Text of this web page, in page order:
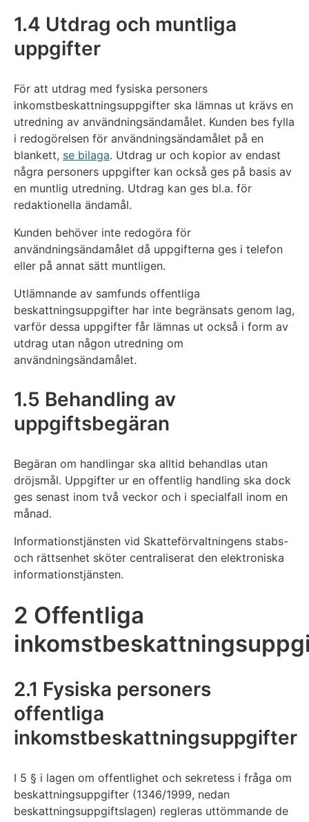
1.4 Utdrag och muntliga
uppgifter
För att utdrag med fysiska personers
inkomstbeskattningsuppgifter ska lämnas ut krävs en
utredning av användningsändamålet. Kunden bes fylla
i redogörelsen för användningsändamålet på en
blankett, se bilaga. Utdrag ur och kopior av endast
några personers uppgifter kan också ges på basis av
en muntlig utredning. Utdrag kan ges bl.a. för
redaktionella ändamål.
Kunden behöver inte redogöra för
användningsändamålet då uppgifterna ges i telefon
eller på annat sätt muntligen.
Utlämnande av samfunds offentliga
beskattningsuppgifter har inte begränsats genom lag,
varför dessa uppgifter får lämnas ut också i form av
utdrag utan någon utredning om
användningsändamålet.
1.5 Behandling av
uppgiftsbegäran
Begäran om handlingar ska alltid behandlas utan
dröjsmål. Uppgifter ur en offentlig handling ska dock
ges senast inom två veckor och i specialfall inom en
månad.
Informationstjänsten vid Skatteförvaltningens stabs-
och rättsenhet sköter centraliserat den elektroniska
informationstjänsten.
2 Offentliga
2.1 Fysiska personers
offentliga
inkomstbeskattningsuppgifter
I 5 § i lagen om offentlighet och sekretess i fråga om
beskattningsuppgifter (1346/1999, nedan
beskattningsuppgiftslagen) regleras uttömmande de